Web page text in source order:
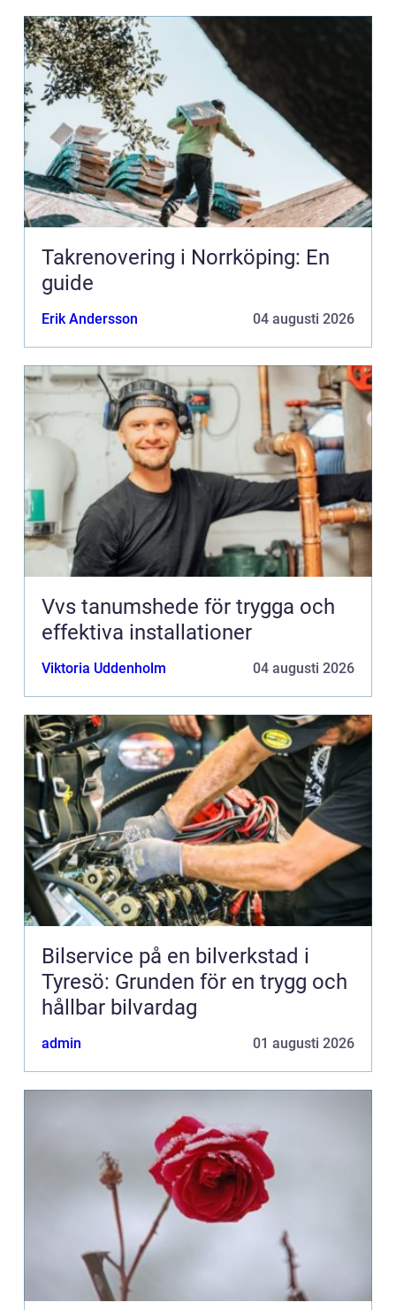
Takrenovering i Norrköping: En
guide
Erik Andersson 04 augusti 2026
Vvs tanumshede för trygga och
effektiva installationer
Viktoria Uddenholm 04 augusti 2026
Bilservice på en bilverkstad i
Tyresö: Grunden för en trygg och
hållbar bilvardag
admin 01 augusti 2026